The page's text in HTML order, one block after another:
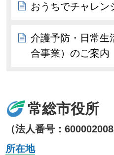
おうちでチャレン
介護予防・日常生
合事業）のご案内
常総市役所
（法人番号：
所在地